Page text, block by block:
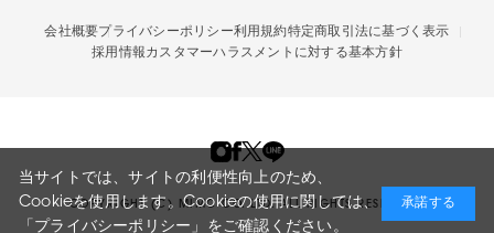
会社概要プライバシーポリシー利用規約特定商取引法に基づく表示
採用情報カスタマーハラスメントに対する基本方針
COPYRIGHT (C) MIMC CO. LTD. ALL RIGHTS RESERVED.
当サイトでは、サイトの利便性向上のため、
Cookieを使用します。Cookieの使用に関しては、
「プライバシーポリシー」 をご確認ください。
承諾する